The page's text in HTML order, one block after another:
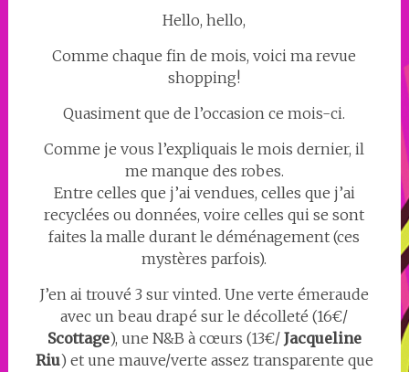
Hello, hello,
Comme chaque fin de mois, voici ma revue
shopping!
Quasiment que de l’occasion ce mois-ci.
Comme je vous l’expliquais le mois dernier, il
me manque des robes.
Entre celles que j’ai vendues, celles que j’ai
recyclées ou données, voire celles qui se sont
faites la malle durant le déménagement (ces
mystères parfois).
J’en ai trouvé 3 sur vinted. Une verte émeraude
avec un beau drapé sur le décolleté (16€/
Scottage), une N&B à cœurs (13€/ Jacqueline
Riu) et une mauve/verte assez transparente que